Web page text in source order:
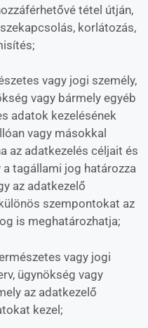
tétel útján,
korlátozás,
vagy jogi személy,
vagy bármely egyéb
adatok kezelésének
vagy másokkal
az adatkezelés céljait és
tagállami jog határozza
az adatkezelő
szempontokat az
is meghatározhatja;
vagy jogi
ügynökség vagy
az adatkezelő
kezel;